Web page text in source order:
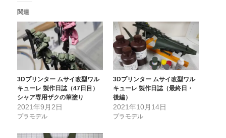
関連
3Dプリンター ムサイ改型ワル
キューレ 製作日誌（47日目）
シャア専用ザクの筆塗り
2021年9月2日
プラモデル
3Dプリンター ムサイ改型ワル
キューレ 製作日誌（最終日・
後編）
2021年10月14日
プラモデル